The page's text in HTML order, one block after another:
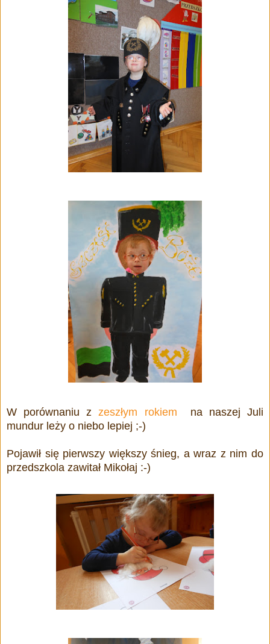
W porównaniu z zeszłym rokiem na naszej Juli
mundur leży o niebo lepiej ;-)
Pojawił się pierwszy większy śnieg, a wraz z nim do
przedszkola zawitał Mikołaj :-)